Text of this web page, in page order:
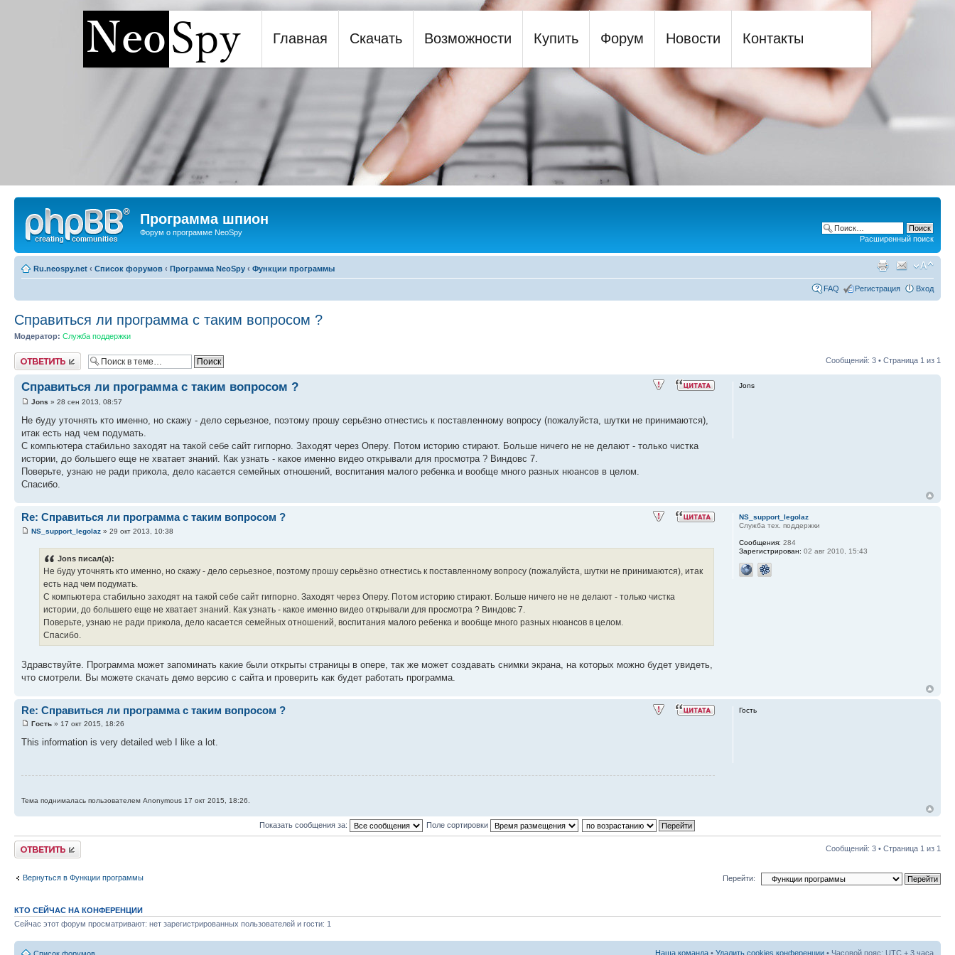
Программа шпион NeoSpy
Главная Скачать Возможности Купить Форум Новости Контакты
Программа шпион
Форум о программе NeoSpy
Расширенный поиск
Ru.neospy.net ‹ Список форумов ‹ Программа NeoSpy ‹ Функции программы
FAQ Регистрация Вход
Справиться ли программа с таким вопросом ?
Модератор: Служба поддержки
Ответить Сообщений: 3 • Страница 1 из 1
Справиться ли программа с таким вопросом ?
Jons » 28 сен 2013, 08:57
Не буду уточнять кто именно, но скажу - дело серьезное, поэтому прошу серьёзно отнестись к поставленному вопросу (пожалуйста, шутки не принимаются),
итак есть над чем подумать.
С компьютера стабильно заходят на такой себе сайт гигпорно. Заходят через Оперу. Потом историю стирают. Больше ничего не не делают - только чистка
истории, до большего еще не хватает знаний. Как узнать - какое именно видео открывали для просмотра ? Виндовс 7.
Поверьте, узнаю не ради прикола, дело касается семейных отношений, воспитания малого ребенка и вообще много разных нюансов в целом.
Спасибо.
Jons
Re: Справиться ли программа с таким вопросом ?
NS_support_legolaz » 29 окт 2013, 10:38
Jons писал(а):
Не буду уточнять кто именно, но скажу - дело серьезное, поэтому прошу серьёзно отнестись к поставленному вопросу (пожалуйста, шутки не принимаются), итак
есть над чем подумать.
С компьютера стабильно заходят на такой себе сайт гигпорно. Заходят через Оперу. Потом историю стирают. Больше ничего не не делают - только чистка
истории, до большего еще не хватает знаний. Как узнать - какое именно видео открывали для просмотра ? Виндовс 7.
Поверьте, узнаю не ради прикола, дело касается семейных отношений, воспитания малого ребенка и вообще много разных нюансов в целом.
Спасибо.
Здравствуйте. Программа может запоминать какие были открыты страницы в опере, так же может создавать снимки экрана, на которых можно будет увидеть,
что смотрели. Вы можете скачать демо версию с сайта и проверить как будет работать программа.
NS_support_legolaz
Служба тех. поддержки
Сообщения: 284
Зарегистрирован: 02 авг 2010, 15:43
Re: Справиться ли программа с таким вопросом ?
Гость » 17 окт 2015, 18:26
This information is very detailed web I like a lot.
Тема поднималась пользователем Anonymous 17 окт 2015, 18:26.
Гость
Показать сообщения за: Поле сортировки
Ответить Сообщений: 3 • Страница 1 из 1
Вернуться в Функции программы Перейти:
КТО СЕЙЧАС НА КОНФЕРЕНЦИИ
Сейчас этот форум просматривают: нет зарегистрированных пользователей и гости: 1
Наша команда • Удалить cookies конференции • Часовой пояс: UTC + 3 часа